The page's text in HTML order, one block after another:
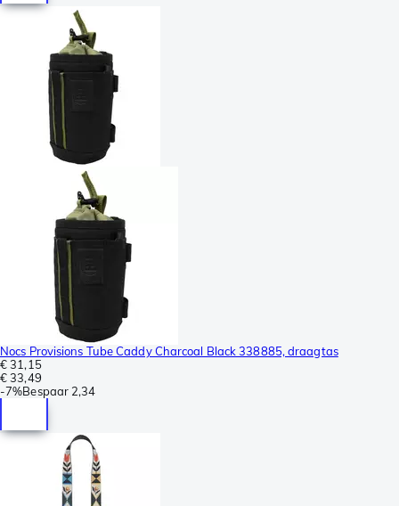
Nocs Provisions Tube Caddy Charcoal Black 338885, draagtas
€ 31,15
€ 33,49
-7%Bespaar 2,34